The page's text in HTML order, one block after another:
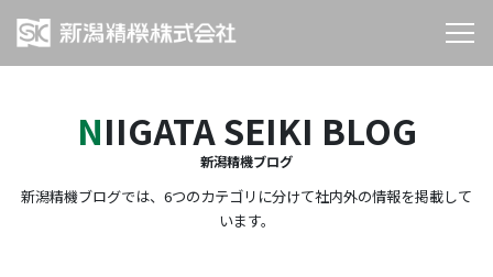
NIIGATA SEIKI BLOG
新潟精機ブログ
新潟精機ブログでは、6つのカテゴリに分けて社内外の情報を掲載して
います。